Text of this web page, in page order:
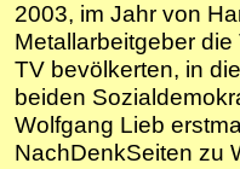
2003, im Jahr von
Metallarbeitgeber
TV bevölkerten, in
beiden
Wolfgang Lieb
NachDenkSeiten zu